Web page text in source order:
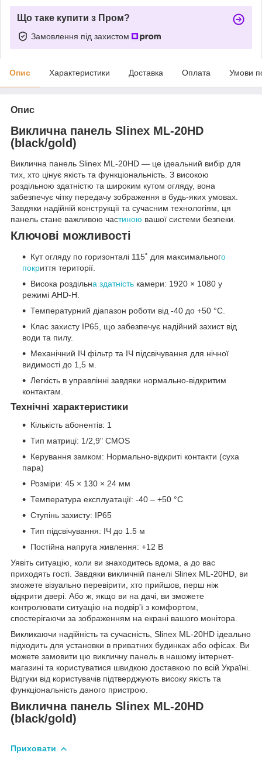
Що таке купити з Пром?
Замовлення під захистом
Опис Характеристики Доставка Оплата Умови
Опис
Виклична панель Slinex ML-20HD
(black/gold)
Виклична панель Slinex ML-20HD — це ідеальний вибір для
тих, хто цінує якість та функціональність. З високою
роздільною здатністю та широким кутом огляду, вона
забезпечує чітку передачу зображення в будь-яких умовах.
Завдяки надійній конструкції та сучасним технологіям, ця
панель стане важливою частиною вашої системи безпеки.
Ключові можливості
Кут огляду по горизонталі 115˚ для максимального
покриття території.
Висока роздільна здатність камери: 1920 × 1080 у
режимі AHD-H.
Температурний діапазон роботи від -40 до +50 °C.
Клас захисту IP65, що забезпечує надійний захист від
води та пилу.
Механічний ІЧ фільтр та ІЧ підсвічування для нічної
видимості до 1,5 м.
Легкість в управлінні завдяки нормально-відкритим
контактам.
Технічні характеристики
Кількість абонентів: 1
Тип матриці: 1/2,9" CMOS
Керування замком: Нормально-відкриті контакти (суха
пара)
Розміри: 45 × 130 × 24 мм
Температура експлуатації: -40 – +50 °C
Ступінь захисту: IP65
Тип підсвічування: ІЧ до 1.5 м
Постійна напруга живлення: +12 В
Уявіть ситуацію, коли ви знаходитесь вдома, а до вас
приходять гості. Завдяки викличній панелі Slinex ML-20HD, ви
зможете візуально перевірити, хто прийшов, перш ніж
відкрити двері. Або ж, якщо ви на дачі, ви зможете
контролювати ситуацію на подвір'ї з комфортом,
спостерігаючи за зображенням на екрані вашого монітора.
Викликаючи надійність та сучасність, Slinex ML-20HD ідеально
підходить для установки в приватних будинках або офісах. Ви
можете замовити цю викличну панель в нашому інтернет-
магазині та користуватися швидкою доставкою по всій Україні.
Відгуки від користувачів підтверджують високу якість та
функціональність даного пристрою.
Виклична панель Slinex ML-20HD
(black/gold)
Приховати